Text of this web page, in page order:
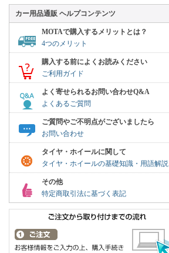
カー用品通販 ヘルプコンテンツ
MOTAで購入するメリットとは？
4つのメリット
購入する前によくお読みください
ご利用ガイド
よく寄せられるお問い合わせQ&A
よくあるご質問
ご質問やご不明点がございましたら
お問い合わせ
タイヤ・ホイールに関して
タイヤ・ホイールの基礎知識・用語解説
その他
特定商取引法に基づく表記